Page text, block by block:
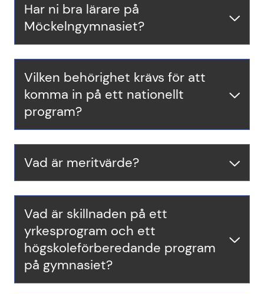
Har ni bra lärare på
Möckelngymnasiet?
Vilken behörighet krävs för att
komma in på ett nationellt
program?
Vad är meritvärde?
Vad är skillnaden på ett
yrkesprogram och ett
högskoleförberedande program
på gymnasiet?